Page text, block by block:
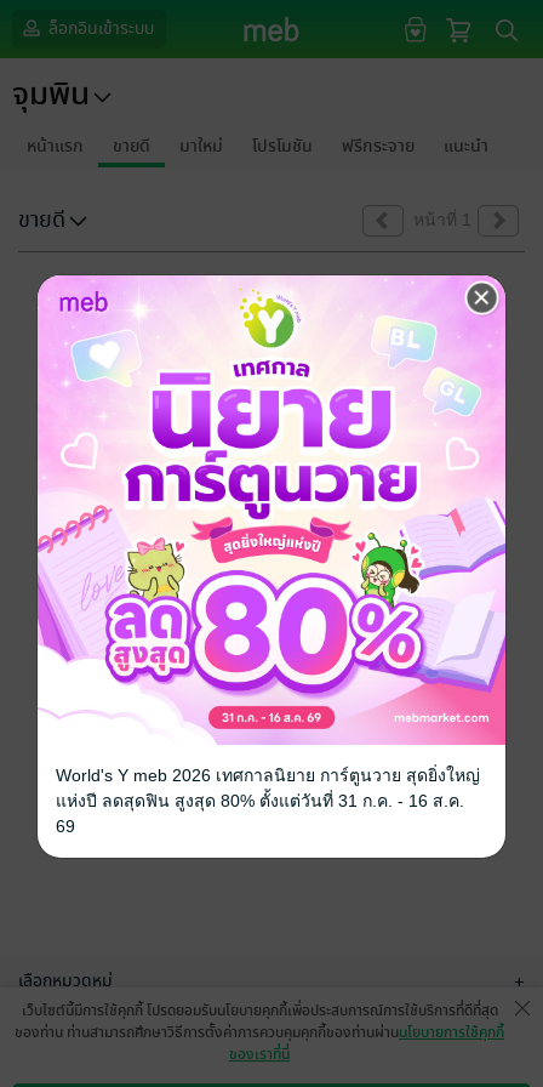
ล็อกอินเข้าระบบ
จุมพิน
หน้าแรก ขายดี มาใหม่ โปรโมชัน ฟรีกระจาย แนะนำ
ขายดี หน้าที่ 1
ขออภัยด้วยนะคะ
ไม่พบข้อมูลในหัวข้อที่คุณกำลังชมค่ะ
เลือกหมวดหมู่ +
บริการช่วยเหลือ
เว็บไซต์นี้มีการใช้คุกกี้ โปรดยอมรับนโยบายคุกกี้เพื่อประสบการณ์การใช้บริการที่ดีที่สุด
ของท่าน ท่านสามารถศึกษาวิธีการตั้งค่าการควบคุมคุกกี้ของท่านผ่านนโยบายการใช้คุกกี้
ของเราที่นี่
World's Y meb 2026 เทศกาลนิยาย การ์ตูนวาย สุดยิ่งใหญ่
แห่งปี ลดสุดฟิน สูงสุด 80% ตั้งแต่วันที่ 31 ก.ค. - 16 ส.ค.
69